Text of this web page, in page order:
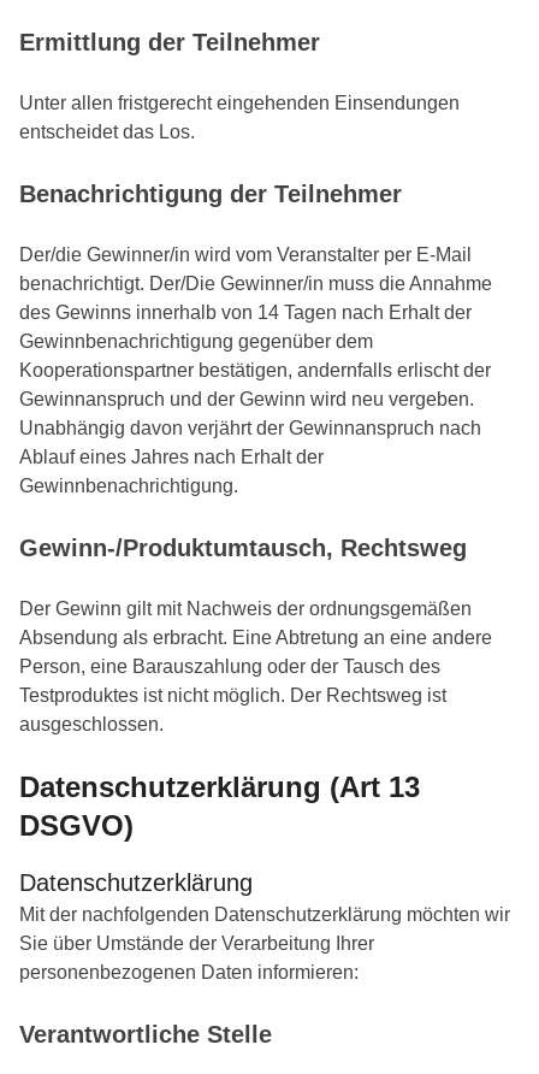
Ermittlung der Teilnehmer
Unter allen fristgerecht eingehenden Einsendungen
entscheidet das Los.
Benachrichtigung der Teilnehmer
Der/die Gewinner/in wird vom Veranstalter per E-Mail
benachrichtigt. Der/Die Gewinner/in muss die Annahme
des Gewinns innerhalb von 14 Tagen nach Erhalt der
Gewinnbenachrichtigung gegenüber dem
Kooperationspartner bestätigen, andernfalls erlischt der
Gewinnanspruch und der Gewinn wird neu vergeben.
Unabhängig davon verjährt der Gewinnanspruch nach
Ablauf eines Jahres nach Erhalt der
Gewinnbenachrichtigung.
Gewinn-/Produktumtausch, Rechtsweg
Der Gewinn gilt mit Nachweis der ordnungsgemäßen
Absendung als erbracht. Eine Abtretung an eine andere
Person, eine Barauszahlung oder der Tausch des
Testproduktes ist nicht möglich. Der Rechtsweg ist
ausgeschlossen.
Datenschutzerklärung (Art 13
DSGVO)
Datenschutzerklärung
Mit der nachfolgenden Datenschutzerklärung möchten wir
Sie über Umstände der Verarbeitung Ihrer
personenbezogenen Daten informieren:
Verantwortliche Stelle